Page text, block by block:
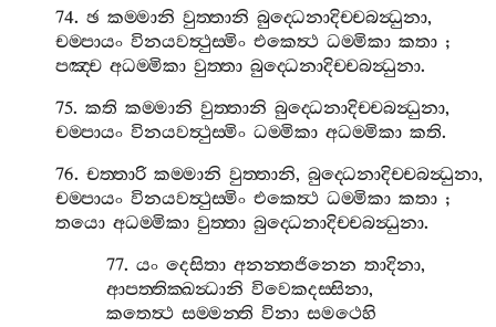
74.ඡ කම‍්මානි වුත‍්තානි බුද‍්ධෙනාදිච‍්චබන්‍ධුනා,
චම‍්පායං විනයවත්‍ථුස‍්මිං එකෙත්‍ථ ධම‍්මිකා කතා ;
පඤ‍්ච අධම‍්මිකා වුත‍්තා බුද‍්ධෙනාදිච‍්චබන්‍ධුනා.
75.කති කම‍්මානි වුත‍්තානි බුද‍්ධෙනාදිච‍්චබන්‍ධුනා,
චම‍්පායං විනයවත්‍ථුස‍්මිං ධම‍්මිකා අධම‍්මිකා කති.
76.චත‍්තාරි කම‍්මානි වුත‍්තානි,බුද‍්ධෙනාදිච‍්චබන්‍ධුනා,
චම‍්පායං විනයවත්‍ථුස‍්මිං එකෙත්‍ථ ධම‍්මිකා කතා ;
තයො අධම‍්මිකා වුත‍්තා බුද‍්ධෙනාදිච‍්චබන්‍ධුනා.
77. යං දෙසිතා අනන‍්තජිනෙන තාදිනා,
ආපත‍්තික‍්ඛන්‍ධානි විවෙකදස‍්සිනා,
කතෙත්‍ථ සම‍්මන‍්ති විනා සමථෙහි